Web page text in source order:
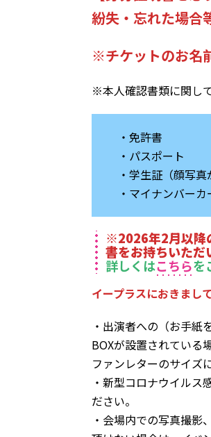
紛失・忘れた場合
※チケットのお名
※本人確認書類に関し
・免許書
・パスポート
・学生証（顔写真
・マイナンバーカ
※2026年2月以降
書をお持ちいただ
詳しくはこちらを
イープラスにおきまし
・出演者への（お手
BOXが設置されている
ファンレターのサイズ
・新型コロナウイル
ださい。
・会場内での写真撮